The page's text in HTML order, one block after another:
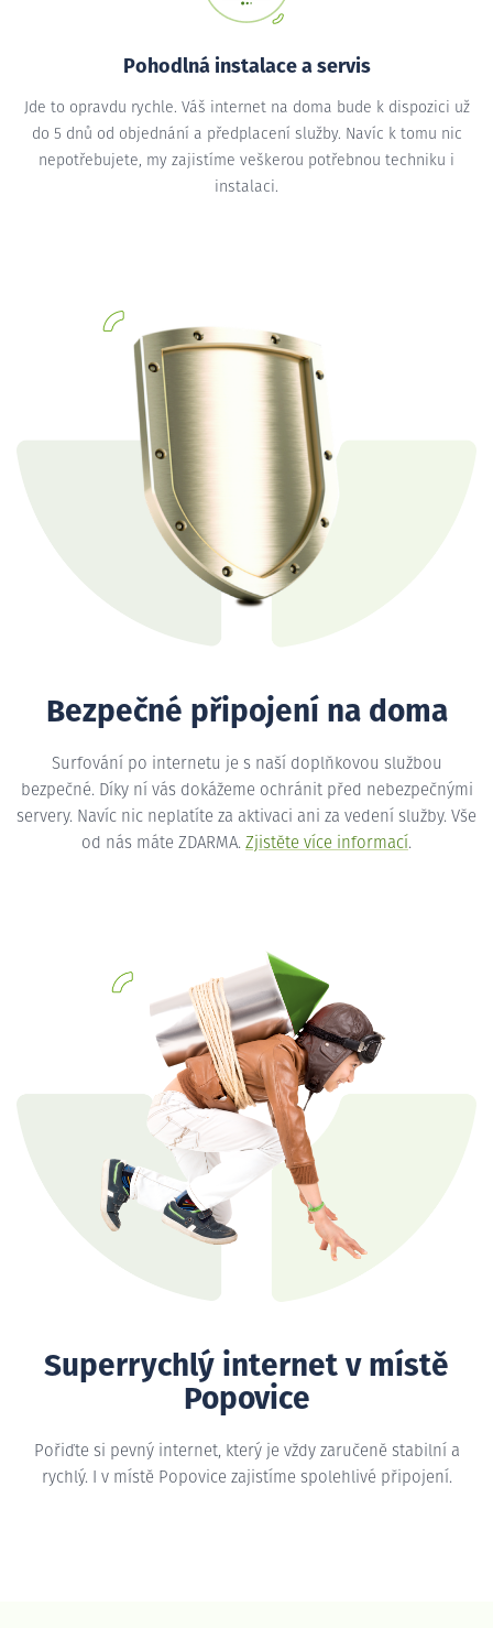
Pohodlná instalace a servis
Jde to opravdu rychle. Váš internet na doma bude k dispozici už
do 5 dnů od objednání a předplacení služby. Navíc k tomu nic
nepotřebujete, my zajistíme veškerou potřebnou techniku i
instalaci.
Bezpečné připojení na doma
Surfování po internetu je s naší doplňkovou službou
bezpečné. Díky ní vás dokážeme ochránit před nebezpečnými
servery. Navíc nic neplatíte za aktivaci ani za vedení služby. Vše
od nás máte ZDARMA. Zjistěte více informací.
Superrychlý internet v místě
Popovice
Pořiďte si pevný internet, který je vždy zaručeně stabilní a
rychlý. I v místě Popovice zajistíme spolehlivé připojení.